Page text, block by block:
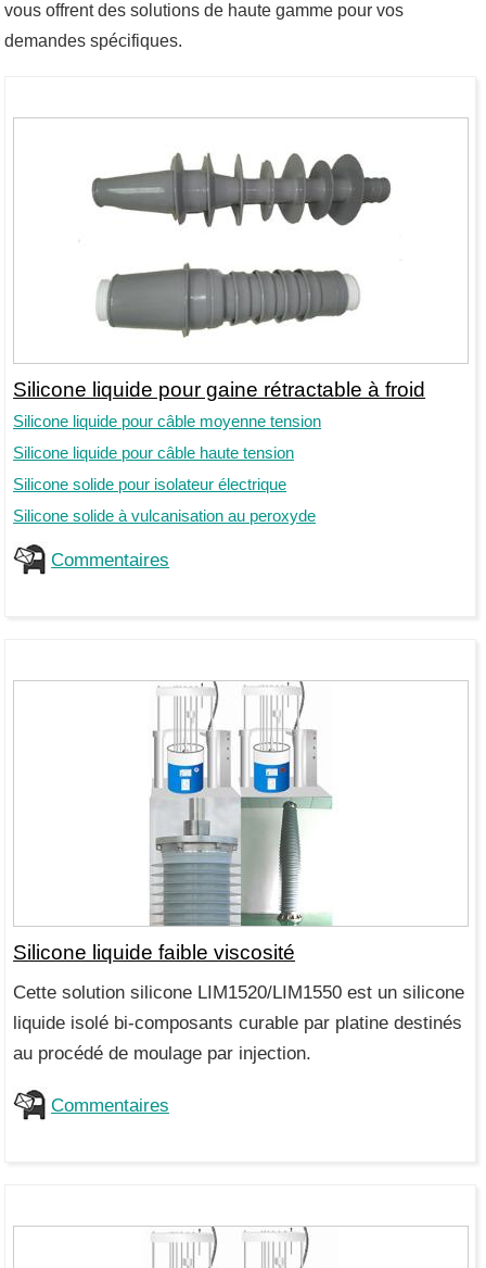
vous offrent des solutions de haute gamme pour vos
demandes spécifiques.
Silicone liquide pour gaine rétractable à froid
Silicone liquide pour câble moyenne tension
Silicone liquide pour câble haute tension
Silicone solide pour isolateur électrique
Silicone solide à vulcanisation au peroxyde
Commentaires
Silicone liquide faible viscosité
Cette solution silicone LIM1520/LIM1550 est un silicone
liquide isolé bi-composants curable par platine destinés
au procédé de moulage par injection.
Commentaires